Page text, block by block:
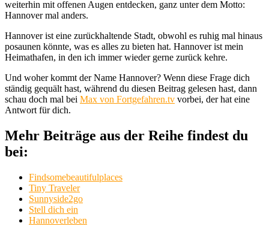
weiterhin mit offenen Augen entdecken, ganz unter dem Motto:
Hannover mal anders.
Hannover ist eine zurückhaltende Stadt, obwohl es ruhig mal hinaus
posaunen könnte, was es alles zu bieten hat. Hannover ist mein
Heimathafen, in den ich immer wieder gerne zurück kehre.
Und woher kommt der Name Hannover? Wenn diese Frage dich
ständig gequält hast, während du diesen Beitrag gelesen hast, dann
schau doch mal bei Max von Fortgefahren.tv vorbei, der hat eine
Antwort für dich.
Mehr Beiträge aus der Reihe findest du
bei:
Findsomebeautifulplaces
Tiny Traveler
Sunnyside2go
Stell dich ein
Hannoverleben